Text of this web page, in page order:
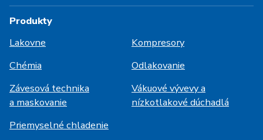
Produkty
Lakovne
Kompresory
Chémia
Odlakovanie
Závesová technika
a maskovanie
Vákuové vývevy a
nízkotlakové dúchadlá
Priemyselné chladenie